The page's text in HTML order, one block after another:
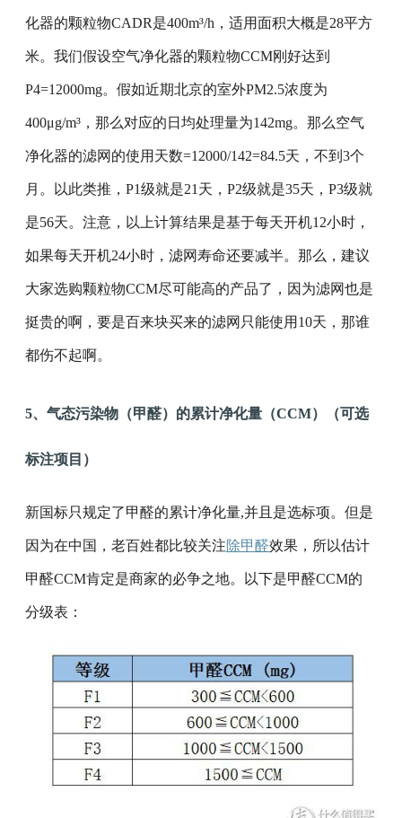
化器的颗粒物CADR是400m³/h，适用面积大概是28平方
米。我们假设空气净化器的颗粒物CCM刚好达到
P4=12000mg。假如近期北京的室外PM2.5浓度为
400μg/m³，那么对应的日均处理量为142mg。那么空气
净化器的滤网的使用天数=12000/142=84.5天，不到3个
月。以此类推，P1级就是21天，P2级就是35天，P3级就
是56天。注意，以上计算结果是基于每天开机12小时，
如果每天开机24小时，滤网寿命还要减半。那么，建议
大家选购颗粒物CCM尽可能高的产品了，因为滤网也是
挺贵的啊，要是百来块买来的滤网只能使用10天，那谁
都伤不起啊。
5、气态污染物（甲醛）的累计净化量（CCM）（可选
标注项目）
新国标只规定了甲醛的累计净化量,并且是选标项。但是
因为在中国，老百姓都比较关注除甲醛效果，所以估计
甲醛CCM肯定是商家的必争之地。以下是甲醛CCM的
分级表：